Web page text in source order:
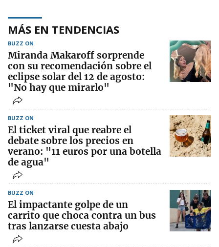
MÁS EN TENDENCIAS
BUZZ ON
Miranda Makaroff sorprende
con su recomendación sobre el
eclipse solar del 12 de agosto:
"No hay que mirarlo"
BUZZ ON
El ticket viral que reabre el
debate sobre los precios en
verano: "11 euros por una botella
de agua"
BUZZ ON
El impactante golpe de un
carrito que choca contra un bus
tras lanzarse cuesta abajo